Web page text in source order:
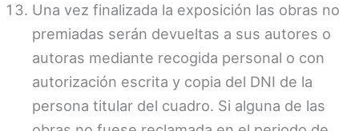
Una vez finalizada la exposición las obras no
premiadas serán devueltas a sus autores o
autoras mediante recogida personal o con
autorización escrita y copia del DNI de la
persona titular del cuadro. Si alguna de las